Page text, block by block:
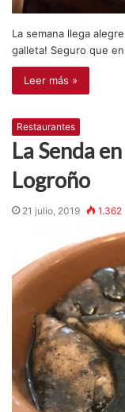
La semana llega
galleta! Seguro que
Leer más »
Restaurantes
La Senda
Logroño
21 julio, 2019 1.362